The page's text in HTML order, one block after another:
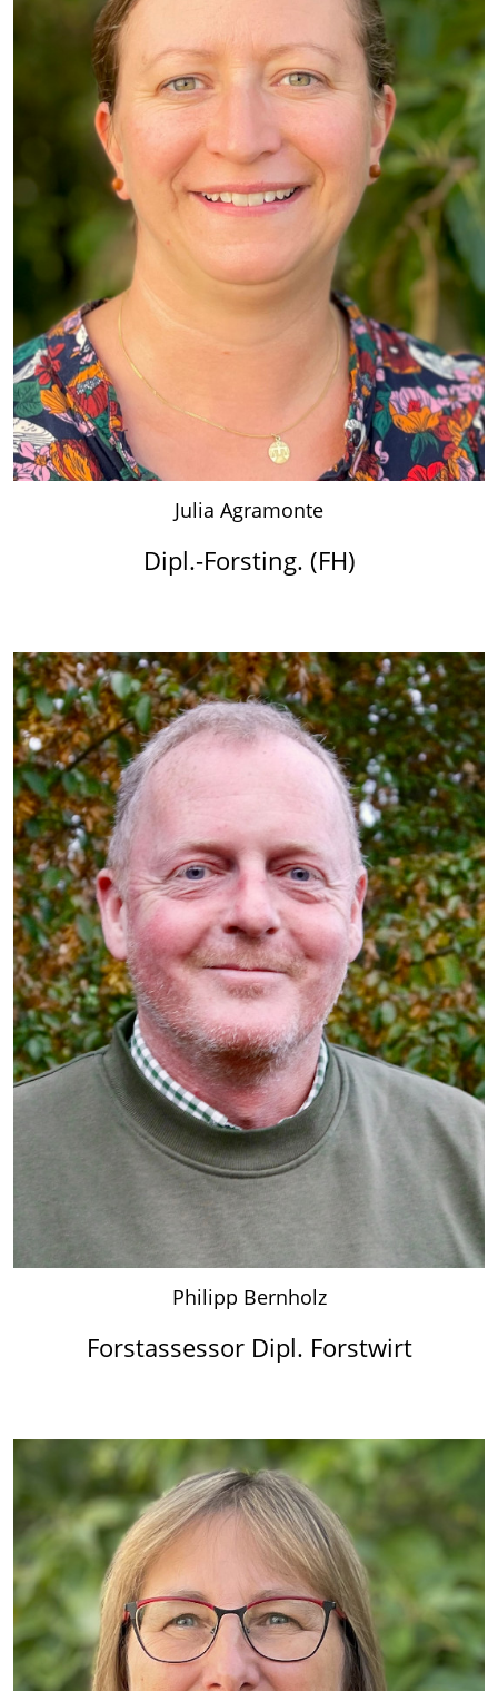
Julia Agramonte
Dipl.-Forsting. (FH)
Philipp Bernholz
Forstassessor Dipl. Forstwirt